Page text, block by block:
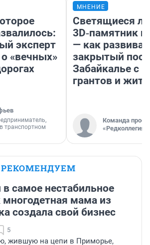
эксперт
«вечных»
транспортном
МНЕНИЕ
Светящиеся
3D‑памятник и
— как
закрытый
Забайкалье с
грантов и
Команда
«Редколлегия»
РЕКОМЕНДУЕМ
самое нестабильное
многодетная мама из
создала свой бизнес
5
жившую на цепи в Приморье,